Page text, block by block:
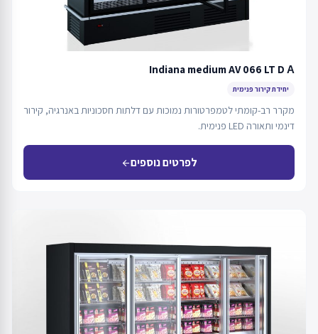
Indiana medium AV 066 LT D А
יחידת קירור פנימית
מקרר רב-קומתי לטמפרטורות נמוכות עם דלתות חסכוניות באנרגיה, קירור
דינמי ותאורה LED פנימית.
לפרטים נוספיםarrow_back